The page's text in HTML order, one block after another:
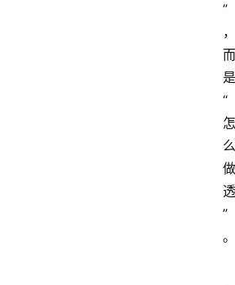
”
，
而
是
“
怎
么
做
透
”
。